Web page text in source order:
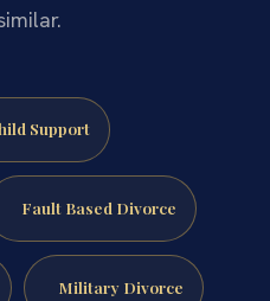
Support
Fault Based Divorce
Military Divorce